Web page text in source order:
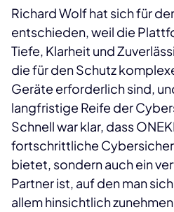
Richard Wolf hat sich für
entschieden, weil die
Tiefe, Klarheit und
die für den Schutz
Geräte erforderlich sind,
langfristige Reife der
Schnell war klar, dass
fortschrittliche
bietet, sondern auch ein
Partner ist, auf den man
allem hinsichtlich